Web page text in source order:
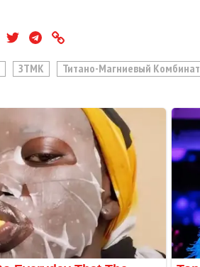
ЗТМК Титано-Магниевый Комбинат